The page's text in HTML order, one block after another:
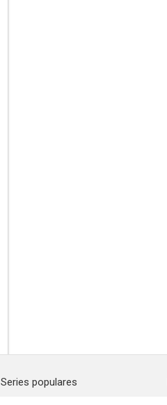
Series populares